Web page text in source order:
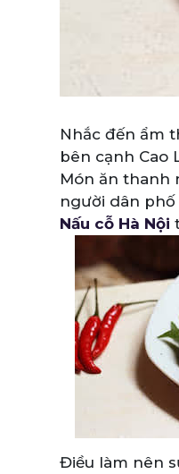
Nhắc đến ẩm
bên cạnh Cao
Món ăn thanh
người dân phố
Nấu cỗ Hà Nội
Điều làm nên